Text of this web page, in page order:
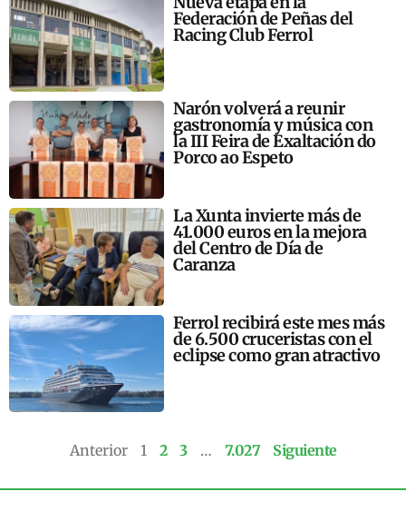
Federación de Peñas del
Racing Club Ferrol
Narón volverá a reunir
gastronomía y música con
la III Feira de Exaltación do
Porco ao Espeto
La Xunta invierte más de
41.000 euros en la mejora
del Centro de Día de
Caranza
Ferrol recibirá este mes más
de 6.500 cruceristas con el
eclipse como gran atractivo
Anterior 1 2 3 … 7.027 Siguiente